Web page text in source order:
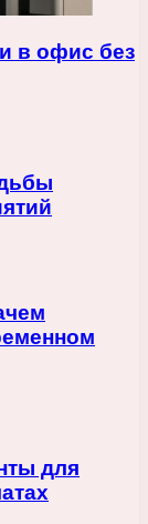
в офис без
для